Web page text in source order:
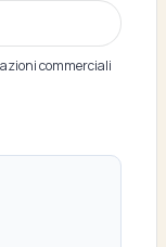
commerciali